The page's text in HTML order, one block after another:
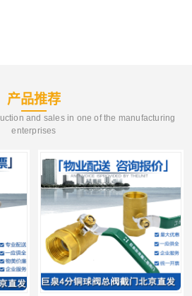
产品推荐
and sales in one of the manufacturing
enterprises